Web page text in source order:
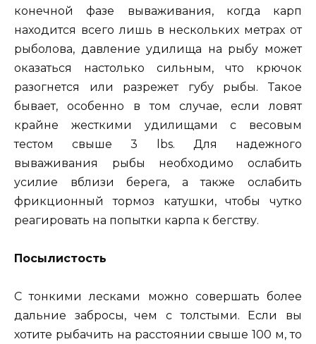
конечной фазе вываживания, когда карп
находится всего лишь в нескольких метрах от
рыболова, давление удилища на рыбу может
оказаться настолько сильным, что крючок
разогнется или разрежет губу рыбы. Такое
бывает, особенно в том случае, если ловят
крайне жесткими удилищами с весовым
тестом свыше 3 lbs. Для надежного
вываживания рыбы необходимо ослабить
усилие вблизи берега, а также ослабить
фрикционный тормоз катушки, чтобы чутко
реагировать на попытки карпа к бегству.
Посылистость
С тонкими лесками можно совершать более
дальние забросы, чем с толстыми. Если вы
хотите рыбачить на расстоянии свыше 100 м, то